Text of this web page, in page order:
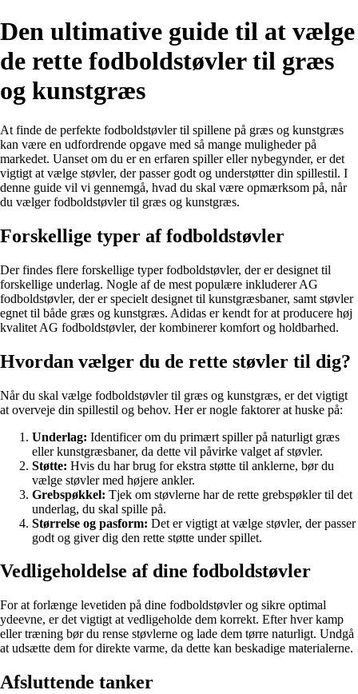
Den ultimative guide til at vælge
de rette fodboldstøvler til græs
og kunstgræs
At finde de perfekte fodboldstøvler til spillene på græs og kunstgræs
kan være en udfordrende opgave med så mange muligheder på
markedet. Uanset om du er en erfaren spiller eller nybegynder, er det
vigtigt at vælge støvler, der passer godt og understøtter din spillestil. I
denne guide vil vi gennemgå, hvad du skal være opmærksom på, når
du vælger fodboldstøvler til græs og kunstgræs.
Forskellige typer af fodboldstøvler
Der findes flere forskellige typer fodboldstøvler, der er designet til
forskellige underlag. Nogle af de mest populære inkluderer AG
fodboldstøvler, der er specielt designet til kunstgræsbaner, samt støvler
egnet til både græs og kunstgræs. Adidas er kendt for at producere høj
kvalitet AG fodboldstøvler, der kombinerer komfort og holdbarhed.
Hvordan vælger du de rette støvler til dig?
Når du skal vælge fodboldstøvler til græs og kunstgræs, er det vigtigt
at overveje din spillestil og behov. Her er nogle faktorer at huske på:
Underlag: Identificer om du primært spiller på naturligt græs
eller kunstgræsbaner, da dette vil påvirke valget af støvler.
Støtte: Hvis du har brug for ekstra støtte til anklerne, bør du
vælge støvler med højere ankler.
Grebspøkkel: Tjek om støvlerne har de rette grebspøkler til det
underlag, du skal spille på.
Størrelse og pasform: Det er vigtigt at vælge støvler, der passer
godt og giver dig den rette støtte under spillet.
Vedligeholdelse af dine fodboldstøvler
For at forlænge levetiden på dine fodboldstøvler og sikre optimal
ydeevne, er det vigtigt at vedligeholde dem korrekt. Efter hver kamp
eller træning bør du rense støvlerne og lade dem tørre naturligt. Undgå
at udsætte dem for direkte varme, da dette kan beskadige materialerne.
Afsluttende tanker